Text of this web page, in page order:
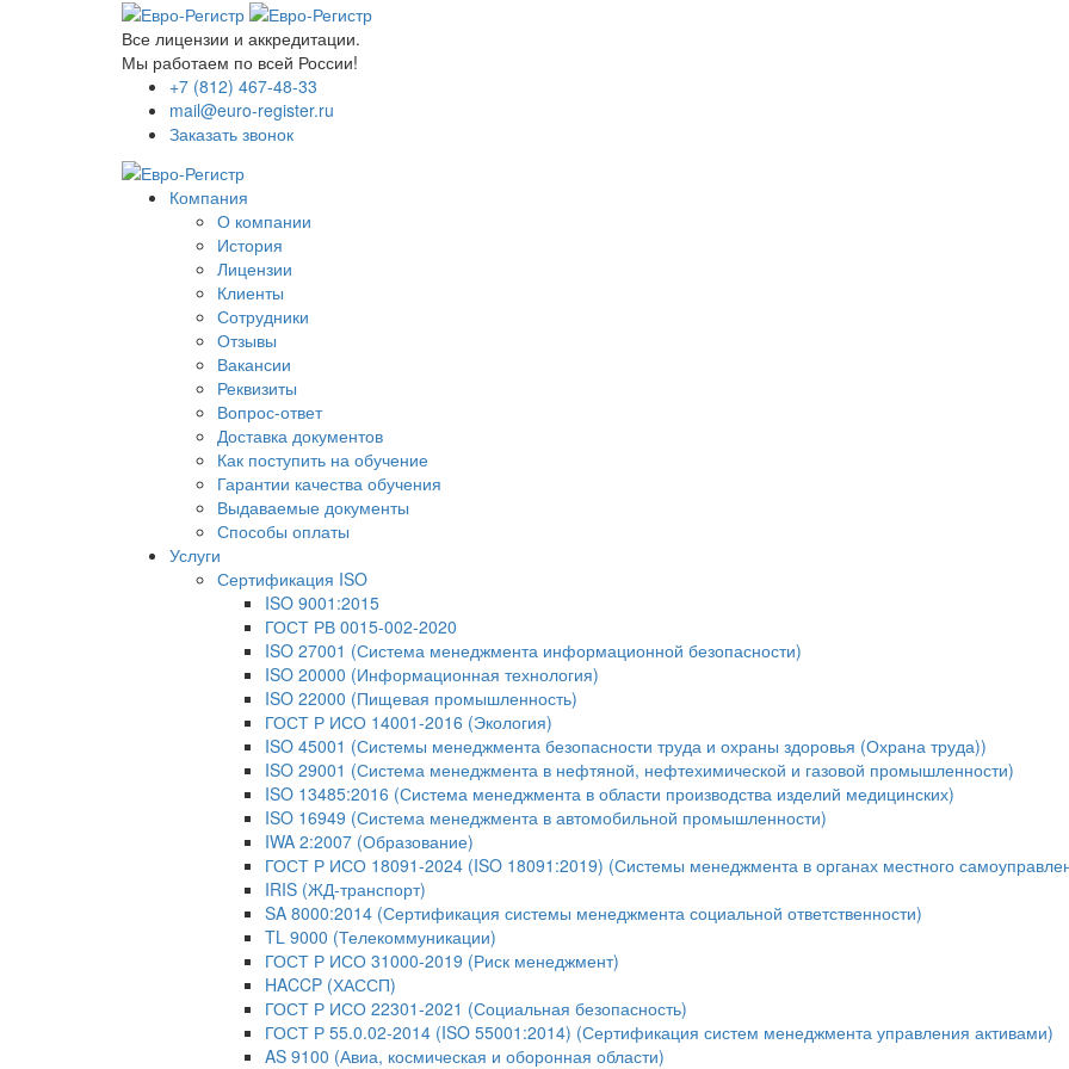
Все лицензии и аккредитации.
Мы работаем по всей России!
+7 (812) 467-48-33
mail@euro-register.ru
Заказать звонок
Компания
О компании
История
Лицензии
Клиенты
Сотрудники
Отзывы
Вакансии
Реквизиты
Вопрос-ответ
Доставка документов
Как поступить на обучение
Гарантии качества обучения
Выдаваемые документы
Способы оплаты
Услуги
Сертификация ISO
ISO 9001:2015
ГОСТ РВ 0015-002-2020
ISO 27001 (Система менеджмента информационной безопасности)
ISO 20000 (Информационная технология)
ISO 22000 (Пищевая промышленность)
ГОСТ Р ИСО 14001-2016 (Экология)
ISO 45001 (Системы менеджмента безопасности труда и охраны здоровья (Охрана труда))
ISO 29001 (Система менеджмента в нефтяной, нефтехимической и газовой промышленности)
ISO 13485:2016 (Система менеджмента в области производства изделий медицинских)
ISO 16949 (Система менеджмента в автомобильной промышленности)
IWA 2:2007 (Образование)
ГОСТ Р ИСО 18091-2024 (ISO 18091:2019) (Системы менеджмента в органах местного
IRIS (ЖД-транспорт)
SA 8000:2014 (Сертификация системы менеджмента социальной ответственности)
TL 9000 (Телекоммуникации)
ГОСТ Р ИСО 31000-2019 (Риск менеджмент)
HACCP (ХАССП)
ГОСТ Р ИСО 22301-2021 (Социальная безопасность)
ГОСТ Р 55.0.02-2014 (ISO 55001:2014) (Сертификация систем менеджмента управления активами)
AS 9100 (Авиа, космическая и оборонная области)